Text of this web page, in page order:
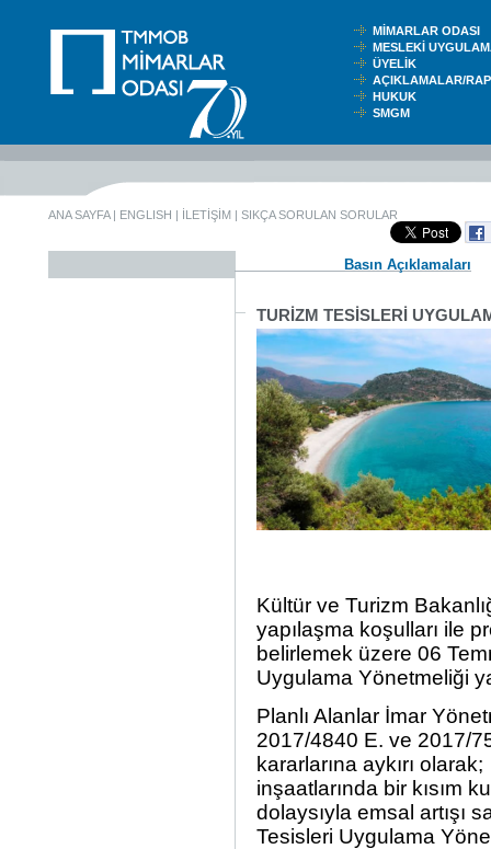
MİMARLAR ODASI
MESLEKİ
ÜYELİK
AÇIKLAMALAR/
HUKUK
SMGM
ANA SAYFA| ENGLISH | İLETİŞİM | SIKÇA SORULAN SORULAR
Basın Açıklamaları
TURİZM TESİSLERİ
Kültür ve Turizm
yapılaşma koşulları ile
belirlemek üzere 06
Uygulama Yönetmeliği
Planlı Alanlar İmar
2017/4840 E. ve 2017/
kararlarına aykırı
inşaatlarında bir kısım
dolaysıyla emsal artışı
Tesisleri Uygulama